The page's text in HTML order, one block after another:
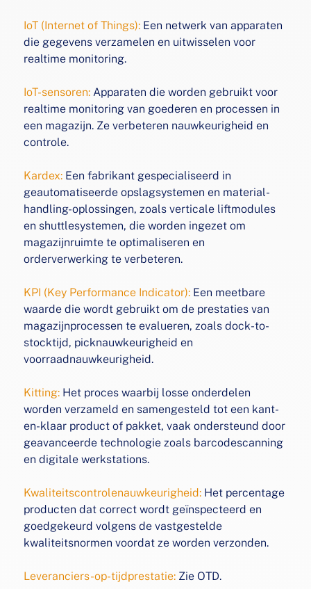
IoT (Internet of Things): Een netwerk van apparaten
die gegevens verzamelen en uitwisselen voor
realtime monitoring.
IoT-sensoren: Apparaten die worden gebruikt voor
realtime monitoring van goederen en processen in
een magazijn. Ze verbeteren nauwkeurigheid en
controle.
Kardex: Een fabrikant gespecialiseerd in
geautomatiseerdeopslagsystemen en material-
handling-oplossingen, zoalsverticale liftmodules
en shuttlesystemen, die worden ingezet om
magazijnruimte te optimaliseren en
orderverwerking te verbeteren.
KPI (Key Performance Indicator): Een meetbare
waarde diewordt gebruikt om de prestaties van
magazijnprocessen teevalueren, zoals dock-to-
stocktijd, picknauwkeurigheid en
voorraadnauwkeurigheid.
Kitting: Het proces waarbij losse onderdelen
worden verzamelden samengesteld tot een kant-
en-klaar product of pakket,vaak ondersteund door
geavanceerde technologie zoals barcodescanning
en digitale werkstations.
Kwaliteitscontrolenauwkeurigheid: Het percentage
producten dat correct wordt geïnspecteerd en
goedgekeurd volgens de vastgestelde
kwaliteitsnormen voordat zeworden verzonden.
Leveranciers-op-tijdprestatie: Zie OTD.